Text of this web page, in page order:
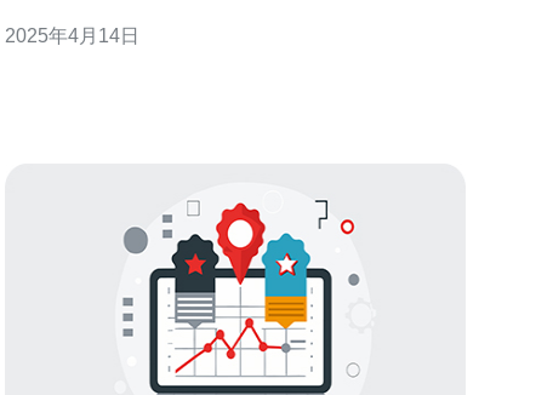
择：我们提供各种类型的服务器，包括共享服务器、
2025年4月14日